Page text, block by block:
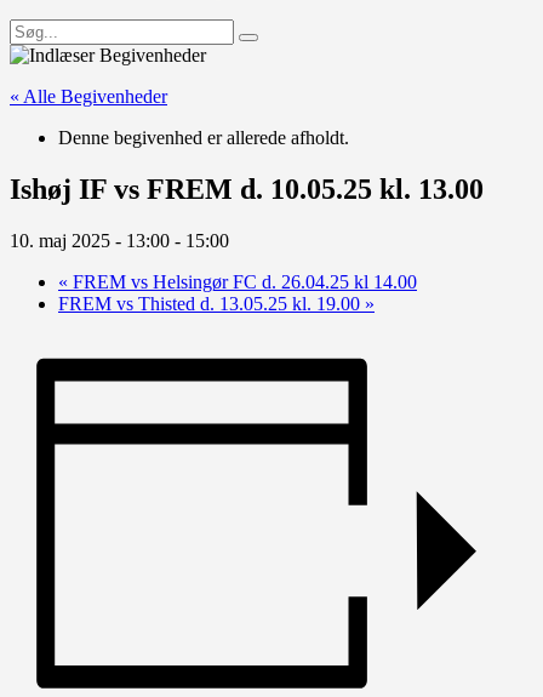
« Alle Begivenheder
Denne begivenhed er allerede afholdt.
Ishøj IF vs FREM d. 10.05.25 kl. 13.00
10. maj 2025 - 13:00 - 15:00
« FREM vs Helsingør FC d. 26.04.25 kl 14.00
FREM vs Thisted d. 13.05.25 kl. 19.00 »